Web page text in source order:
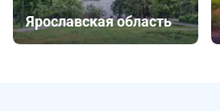
Ярославская область